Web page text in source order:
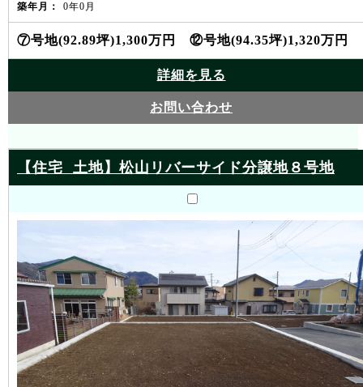
築年月： 0年0月
⑦号地(92.89坪)1,300万円 ⑫号地(94.35坪)1,320万円
詳細を見る
お問い合わせ
【住宅 土地】松山リバーサイド分譲地８号地